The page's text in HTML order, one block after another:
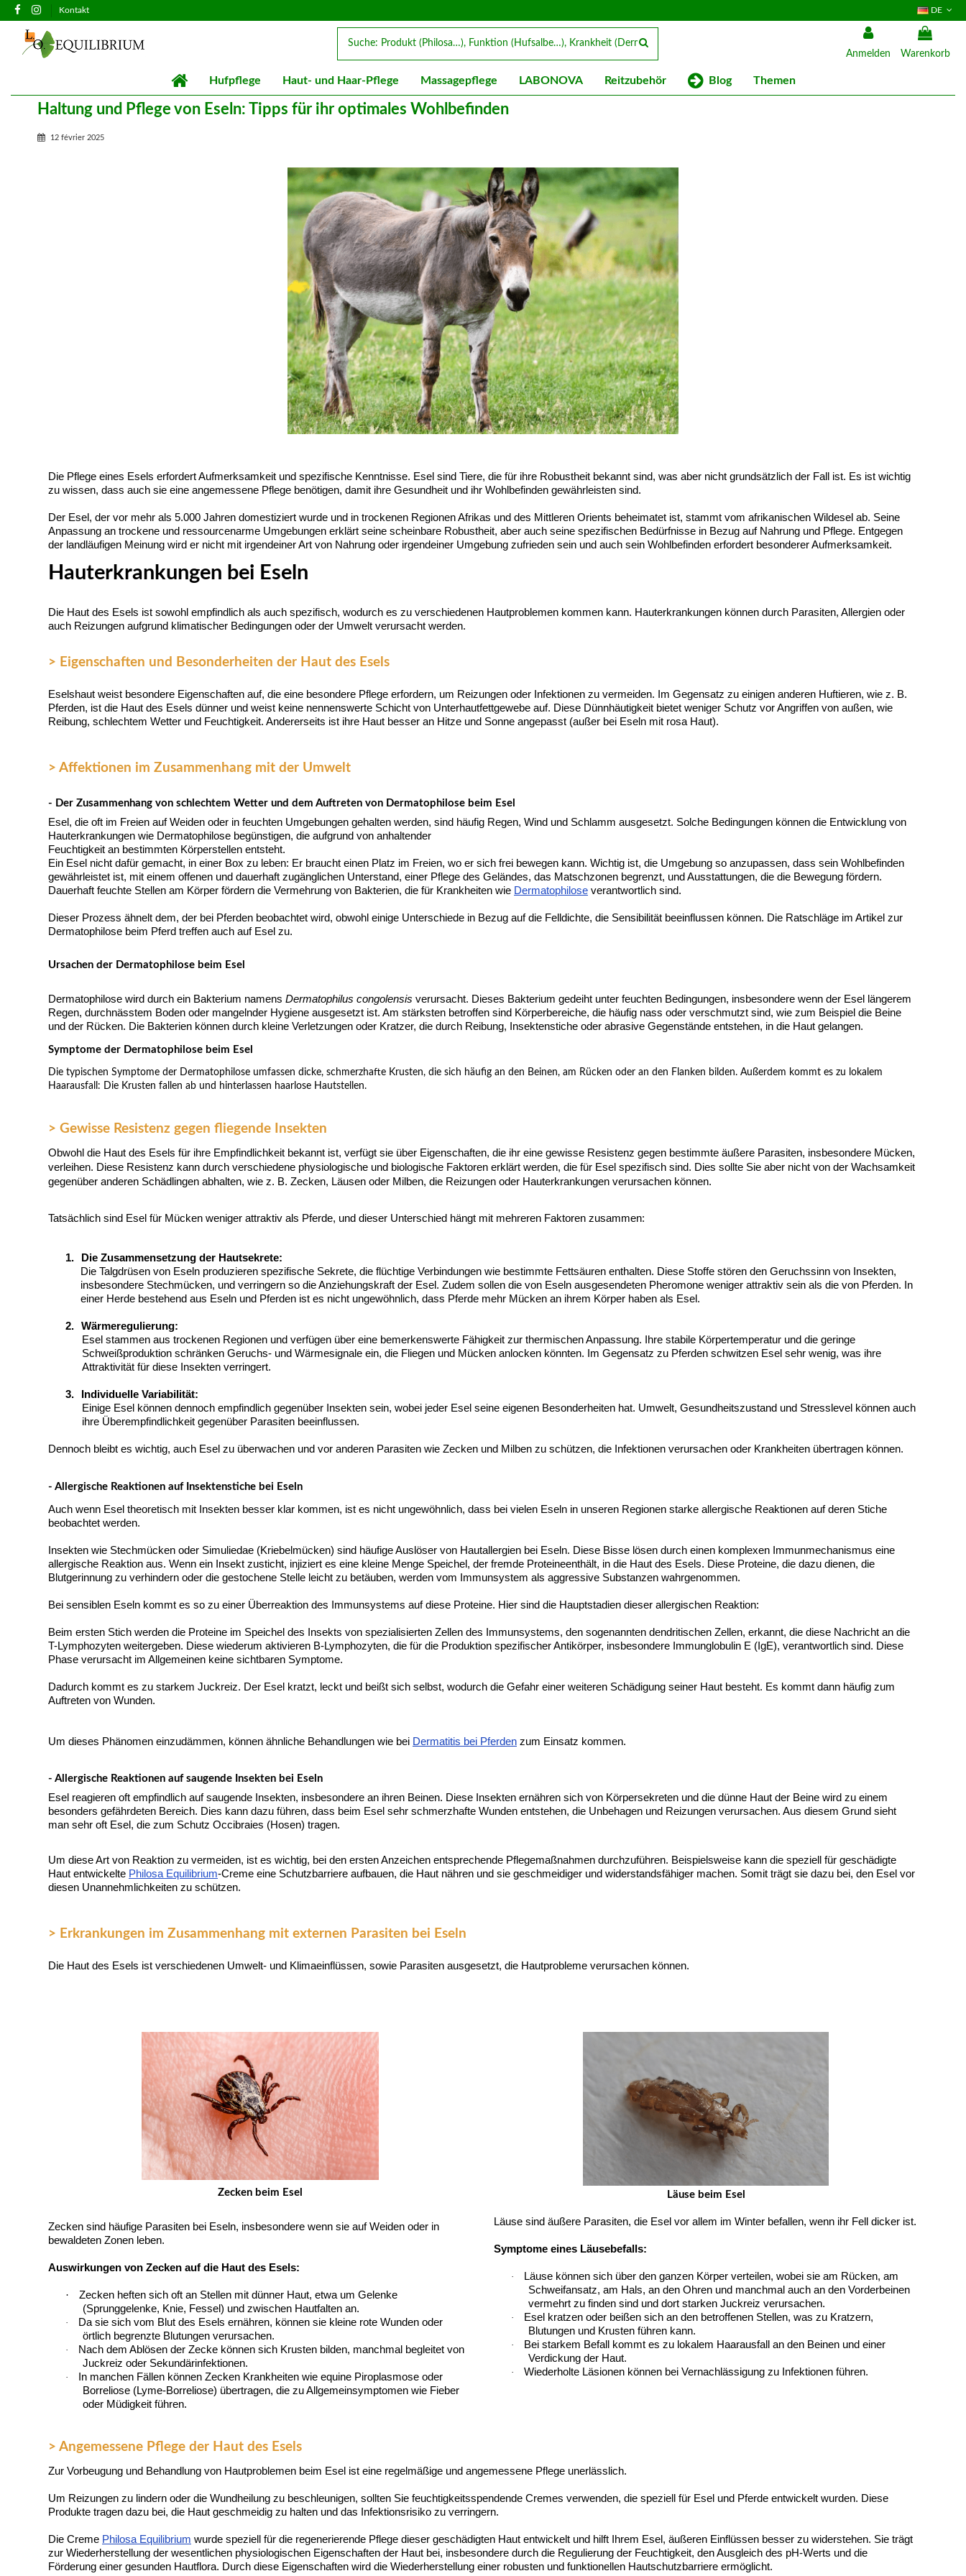
Kontakt DE
Anmelden Warenkorb
Hufpflege Haut- und Haar-Pflege Massagepflege LABONOVA Reitzubehör Blog Themen
Haltung und Pflege von Eseln: Tipps für ihr optimales Wohlbefinden
12 février 2025
Die Pflege eines Esels erfordert Aufmerksamkeit und spezifische Kenntnisse. Esel sind Tiere, die für ihre Robustheit bekannt sind, was aber nicht grundsätzlich der Fall ist. Es ist wichtig
zu wissen, dass auch sie eine angemessene Pflege benötigen, damit ihre Gesundheit und ihr Wohlbefinden gewährleisten sind.
Der Esel, der vor mehr als 5.000 Jahren domestiziert wurde und in trockenen Regionen Afrikas und des Mittleren Orients beheimatet ist, stammt vom afrikanischen Wildesel ab. Seine
Anpassung an trockene und ressourcenarme Umgebungen erklärt seine scheinbare Robustheit, aber auch seine spezifischen Bedürfnisse in Bezug auf Nahrung und Pflege. Entgegen
der landläufigen Meinung wird er nicht mit irgendeiner Art von Nahrung oder irgendeiner Umgebung zufrieden sein und auch sein Wohlbefinden erfordert besonderer Aufmerksamkeit.
Hauterkrankungen bei Eseln
Die Haut des Esels ist sowohl empfindlich als auch spezifisch, wodurch es zu verschiedenen Hautproblemen kommen kann. Hauterkrankungen können durch Parasiten, Allergien oder
auch Reizungen aufgrund klimatischer Bedingungen oder der Umwelt verursacht werden.
> Eigenschaften und Besonderheiten der Haut des Esels
Eselshaut weist besondere Eigenschaften auf, die eine besondere Pflege erfordern, um Reizungen oder Infektionen zu vermeiden. Im Gegensatz zu einigen anderen Huftieren, wie z. B.
Pferden, ist die Haut des Esels dünner und weist keine nennenswerte Schicht von Unterhautfettgewebe auf. Diese Dünnhäutigkeit bietet weniger Schutz vor Angriffen von außen, wie
Reibung, schlechtem Wetter und Feuchtigkeit. Andererseits ist ihre Haut besser an Hitze und Sonne angepasst (außer bei Eseln mit rosa Haut).
> Affektionen im Zusammenhang mit der Umwelt
- Der Zusammenhang von schlechtem Wetter und dem Auftreten von Dermatophilose beim Esel
Esel, die oft im Freien auf Weiden oder in feuchten Umgebungen gehalten werden, sind häufig Regen, Wind und Schlamm ausgesetzt. Solche Bedingungen können die Entwicklung von
Hauterkrankungen wie Dermatophilose begünstigen, die aufgrund von anhaltender
Feuchtigkeit an bestimmten Körperstellen entsteht.
Ein Esel nicht dafür gemacht, in einer Box zu leben: Er braucht einen Platz im Freien, wo er sich frei bewegen kann. Wichtig ist, die Umgebung so anzupassen, dass sein Wohlbefinden
gewährleistet ist, mit einem offenen und dauerhaft zugänglichen Unterstand, einer Pflege des Geländes, das Matschzonen begrenzt, und Ausstattungen, die die Bewegung fördern.
Dauerhaft feuchte Stellen am Körper fördern die Vermehrung von Bakterien, die für Krankheiten wie Dermatophilose verantwortlich sind.
Dieser Prozess ähnelt dem, der bei Pferden beobachtet wird, obwohl einige Unterschiede in Bezug auf die Felldichte, die Sensibilität beeinflussen können. Die Ratschläge im Artikel zur
Dermatophilose beim Pferd treffen auch auf Esel zu.
Ursachen der Dermatophilose beim Esel
Dermatophilose wird durch ein Bakterium namens Dermatophilus congolensis verursacht. Dieses Bakterium gedeiht unter feuchten Bedingungen, insbesondere wenn der Esel längerem
Regen, durchnässtem Boden oder mangelnder Hygiene ausgesetzt ist. Am stärksten betroffen sind Körperbereiche, die häufig nass oder verschmutzt sind, wie zum Beispiel die Beine
und der Rücken. Die Bakterien können durch kleine Verletzungen oder Kratzer, die durch Reibung, Insektenstiche oder abrasive Gegenstände entstehen, in die Haut gelangen.
Symptome der Dermatophilose beim Esel
Die typischen Symptome der Dermatophilose umfassen dicke, schmerzhafte Krusten, die sich häufig an den Beinen, am Rücken oder an den Flanken bilden. Außerdem kommt es zu lokalem
Haarausfall: Die Krusten fallen ab und hinterlassen haarlose Hautstellen.
> Gewisse Resistenz gegen fliegende Insekten
Obwohl die Haut des Esels für ihre Empfindlichkeit bekannt ist, verfügt sie über Eigenschaften, die ihr eine gewisse Resistenz gegen bestimmte äußere Parasiten, insbesondere Mücken,
verleihen. Diese Resistenz kann durch verschiedene physiologische und biologische Faktoren erklärt werden, die für Esel spezifisch sind. Dies sollte Sie aber nicht von der Wachsamkeit
gegenüber anderen Schädlingen abhalten, wie z. B. Zecken, Läusen oder Milben, die Reizungen oder Hauterkrankungen verursachen können.
Tatsächlich sind Esel für Mücken weniger attraktiv als Pferde, und dieser Unterschied hängt mit mehreren Faktoren zusammen:
1.
Die Zusammensetzung der Hautsekrete:
Die Talgdrüsen von Eseln produzieren spezifische Sekrete, die flüchtige Verbindungen wie bestimmte Fettsäuren enthalten. Diese Stoffe stören den Geruchssinn von Insekten,
insbesondere Stechmücken, und verringern so die Anziehungskraft der Esel. Zudem sollen die von Eseln ausgesendeten Pheromone weniger attraktiv sein als die von Pferden. In
einer Herde bestehend aus Eseln und Pferden ist es nicht ungewöhnlich, dass Pferde mehr Mücken an ihrem Körper haben als Esel.
2.
Wärmeregulierung:
Esel stammen aus trockenen Regionen und verfügen über eine bemerkenswerte Fähigkeit zur thermischen Anpassung. Ihre stabile Körpertemperatur und die geringe
Schweißproduktion schränken Geruchs- und Wärmesignale ein, die Fliegen und Mücken anlocken könnten. Im Gegensatz zu Pferden schwitzen Esel sehr wenig, was ihre
Attraktivität für diese Insekten verringert.
3.
Individuelle Variabilität:
Einige Esel können dennoch empfindlich gegenüber Insekten sein, wobei jeder Esel seine eigenen Besonderheiten hat. Umwelt, Gesundheitszustand und Stresslevel können auch
ihre Überempfindlichkeit gegenüber Parasiten beeinflussen.
Dennoch bleibt es wichtig, auch Esel zu überwachen und vor anderen Parasiten wie Zecken und Milben zu schützen, die Infektionen verursachen oder Krankheiten übertragen können.
- Allergische Reaktionen auf Insektenstiche bei Eseln
Auch wenn Esel theoretisch mit Insekten besser klar kommen, ist es nicht ungewöhnlich, dass bei vielen Eseln in unseren Regionen starke allergische Reaktionen auf deren Stiche
beobachtet werden.
Insekten wie Stechmücken oder Simuliedae (Kriebelmücken) sind häufige Auslöser von Hautallergien bei Eseln. Diese Bisse lösen durch einen komplexen Immunmechanismus eine
allergische Reaktion aus. Wenn ein Insekt zusticht, injiziert es eine kleine Menge Speichel, der fremde Proteine​​enthält, in die Haut des Esels. Diese Proteine, die dazu dienen, die
Blutgerinnung zu verhindern oder die gestochene Stelle leicht zu betäuben, werden vom Immunsystem als aggressive Substanzen wahrgenommen.
Bei sensiblen Eseln kommt es so zu einer Überreaktion des Immunsystems auf diese Proteine. Hier sind die Hauptstadien dieser allergischen Reaktion:
Beim ersten Stich werden die Proteine ​​im Speichel des Insekts von spezialisierten Zellen des Immunsystems, den sogenannten dendritischen Zellen, erkannt, die diese Nachricht an die
T-Lymphozyten weitergeben. Diese wiederum aktivieren B-Lymphozyten, die für die Produktion spezifischer Antikörper, insbesondere Immunglobulin E (IgE), verantwortlich sind. Diese
Phase verursacht im Allgemeinen keine sichtbaren Symptome.
Dadurch kommt es zu starkem Juckreiz. Der Esel kratzt, leckt und beißt sich selbst, wodurch die Gefahr einer weiteren Schädigung seiner Haut besteht. Es kommt dann häufig zum
Auftreten von Wunden.
Um dieses Phänomen einzudämmen, können ähnliche Behandlungen wie bei Dermatitis bei Pferden zum Einsatz kommen.
- Allergische Reaktionen auf saugende Insekten bei Eseln
Esel reagieren oft empfindlich auf saugende Insekten, insbesondere an ihren Beinen. Diese Insekten ernähren sich von Körpersekreten und die dünne Haut der Beine wird zu einem
besonders gefährdeten Bereich. Dies kann dazu führen, dass beim Esel sehr schmerzhafte Wunden entstehen, die Unbehagen und Reizungen verursachen. Aus diesem Grund sieht
man sehr oft Esel, die zum Schutz Occibraies (Hosen) tragen.
Um diese Art von Reaktion zu vermeiden, ist es wichtig, bei den ersten Anzeichen entsprechende Pflegemaßnahmen durchzuführen. Beispielsweise kann die speziell für geschädigte
Haut entwickelte Philosa Equilibrium-Creme eine Schutzbarriere aufbauen, die Haut nähren und sie geschmeidiger und widerstandsfähiger machen. Somit trägt sie dazu bei, den Esel vor
diesen Unannehmlichkeiten zu schützen.
> Erkrankungen im Zusammenhang mit externen Parasiten bei Eseln
Die Haut des Esels ist verschiedenen Umwelt- und Klimaeinflüssen, sowie Parasiten ausgesetzt, die Hautprobleme verursachen können.
Zecken beim Esel
Zecken sind häufige Parasiten bei Eseln, insbesondere wenn sie auf Weiden oder in
bewaldeten Zonen leben.
Auswirkungen von Zecken auf die Haut des Esels:
·
Zecken heften sich oft an Stellen mit dünner Haut, etwa um Gelenke
(Sprunggelenke, Knie, Fessel) und zwischen Hautfalten an.
·
Da sie sich vom Blut des Esels ernähren, können sie kleine rote Wunden oder
örtlich begrenzte Blutungen verursachen.
·
Nach dem Ablösen der Zecke können sich Krusten bilden, manchmal begleitet von
Juckreiz oder Sekundärinfektionen.
· In manchen Fällen können Zecken Krankheiten wie equine Piroplasmose oder
Borreliose (Lyme-Borreliose) übertragen, die zu Allgemeinsymptomen wie Fieber
oder Müdigkeit führen.
Läuse beim Esel
Läuse sind äußere Parasiten, die Esel vor allem im Winter befallen, wenn ihr Fell dicker ist.
Symptome eines Läusebefalls:
·
Läuse können sich über den ganzen Körper verteilen, wobei sie am Rücken, am
Schweifansatz, am Hals, an den Ohren und manchmal auch an den Vorderbeinen
vermehrt zu finden sind und dort starken Juckreiz verursachen.
·
Esel kratzen oder beißen sich an den betroffenen Stellen, was zu Kratzern,
Blutungen und Krusten führen kann.
·
Bei starkem Befall kommt es zu lokalem Haarausfall an den Beinen und einer
Verdickung der Haut.
· Wiederholte Läsionen können bei Vernachlässigung zu Infektionen führen.
> Angemessene Pflege der Haut des Esels
Zur Vorbeugung und Behandlung von Hautproblemen beim Esel ist eine regelmäßige und angemessene Pflege unerlässlich.
Um Reizungen zu lindern oder die Wundheilung zu beschleunigen, sollten Sie feuchtigkeitsspendende Cremes verwenden, die speziell für Esel und Pferde entwickelt wurden. Diese
Produkte tragen dazu bei, die Haut geschmeidig zu halten und das Infektionsrisiko zu verringern.
Die Creme Philosa Equilibrium wurde speziell für die regenerierende Pflege dieser geschädigten Haut entwickelt und hilft Ihrem Esel, äußeren Einflüssen besser zu widerstehen. Sie trägt
zur Wiederherstellung der wesentlichen physiologischen Eigenschaften der Haut bei, insbesondere durch die Regulierung der Feuchtigkeit, den Ausgleich des pH-Werts und die
Förderung einer gesunden Hautflora. Durch diese Eigenschaften wird die Wiederherstellung einer robusten und funktionellen Hautschutzbarriere ermöglicht.